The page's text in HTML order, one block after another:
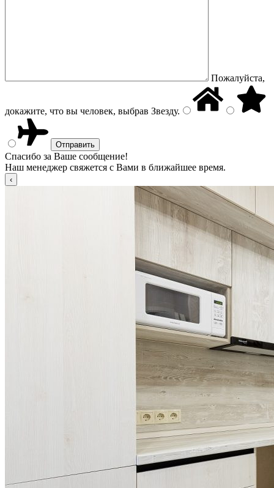
Пожалуйста,
докажите, что вы человек, выбрав Звезду.
Спасибо за Ваше сообщение!
Наш менеджер свяжется с Вами в ближайшее время.